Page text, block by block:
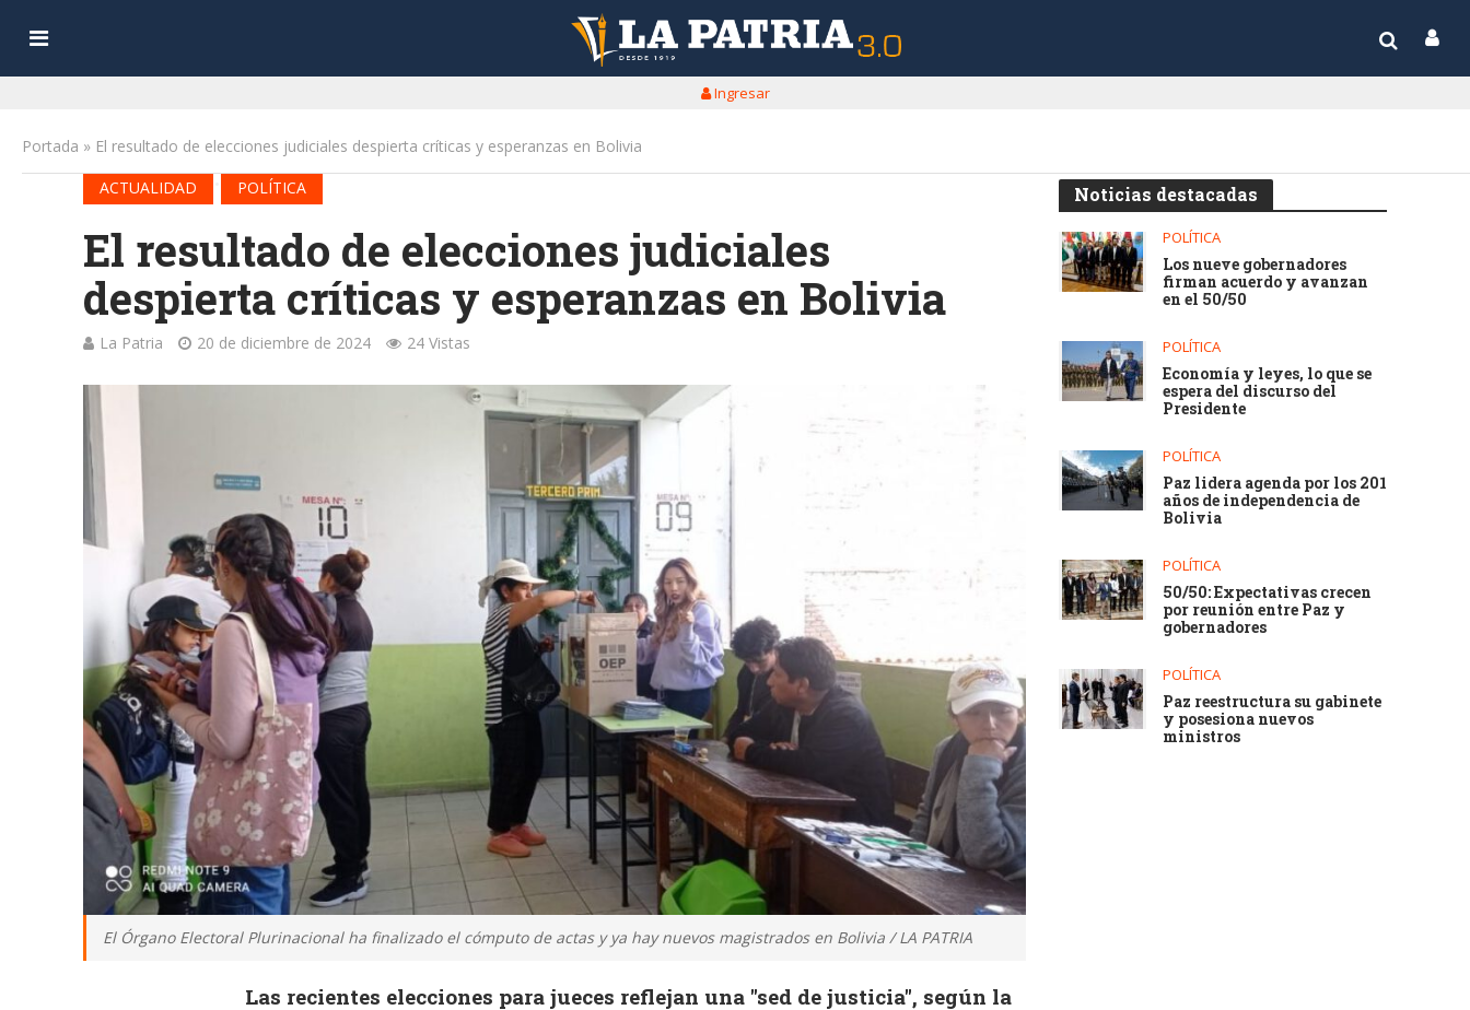
Ingresar
Portada » El resultado de elecciones judiciales despierta críticas y esperanzas en Bolivia
ACTUALIDAD
POLÍTICA
El resultado de elecciones judiciales
despierta críticas y esperanzas en Bolivia
La Patria 20 de diciembre de 2024 24 Vistas
El Órgano Electoral Plurinacional ha finalizado el cómputo de actas y ya hay nuevos magistrados en Bolivia / LA PATRIA
Las recientes elecciones para jueces reflejan una "sed de justicia", según la
Noticias destacadas
POLÍTICA
Los nueve gobernadores
firman acuerdo y avanzan
en el 50/50
POLÍTICA
Economía y leyes, lo que se
espera del discurso del
Presidente
POLÍTICA
Paz lidera agenda por los 201
años de independencia de
Bolivia
POLÍTICA
50/50: Expectativas crecen
por reunión entre Paz y
gobernadores
POLÍTICA
Paz reestructura su gabinete
y posesiona nuevos
ministros